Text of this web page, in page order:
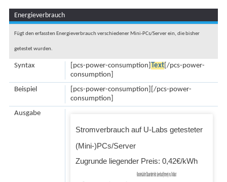
Energieverbrauch
Fügt den erfassten Energieverbrauch verschiedener Mini-PCs/Server ein, die bisher
getestet wurden.
[pcs-power-consumption] Text[/pcs-power-
consumption]
Syntax
[pcs-power-consumption][/pcs-power-
consumption]
Beispiel
Stromverbrauch auf U-Labs getesteter
(Mini-)PCs/Server
Zugrunde liegender Preis: 0,42€/kWh
Ausgabe